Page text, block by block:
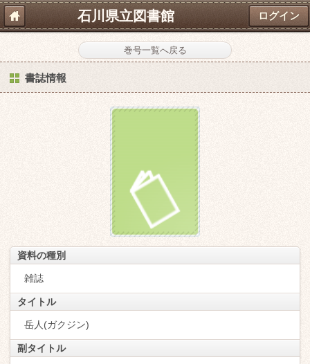
石川県立図書館 ログイン
巻号一覧へ戻る
書誌情報
資料の種別
雑誌
タイトル
岳人(ガクジン)
副タイトル